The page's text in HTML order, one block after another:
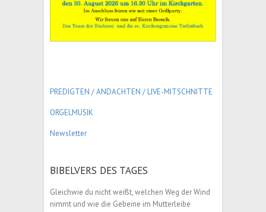
PREDIGTEN / ANDACHTEN / LIVE-MITSCHNITTE
ORGELMUSIK
Newsletter
BIBELVERS DES TAGES
Gleichwie du nicht weißt, welchen Weg der Wind
nimmt und wie die Gebeine im Mutterleibe